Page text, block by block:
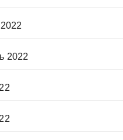
2022